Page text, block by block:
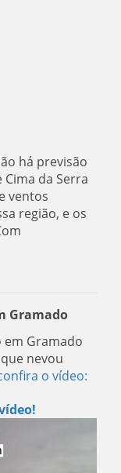
há previsão
da Serra
ventos
região, e os
Gramado
em Gramado
nevou
o vídeo: